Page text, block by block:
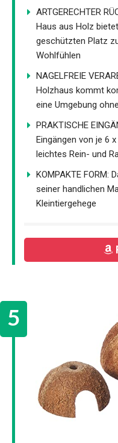
ARTGERECHTER
Haus aus Holz
geschützten Platz
Wohlfühlen
NAGELFREIE
Holzhaus kommt
eine Umgebung
PRAKTISCHE
Eingängen von je 6
leichtes Rein- und
KOMPAKTE FORM:
seiner handlichen
Kleintiergehege